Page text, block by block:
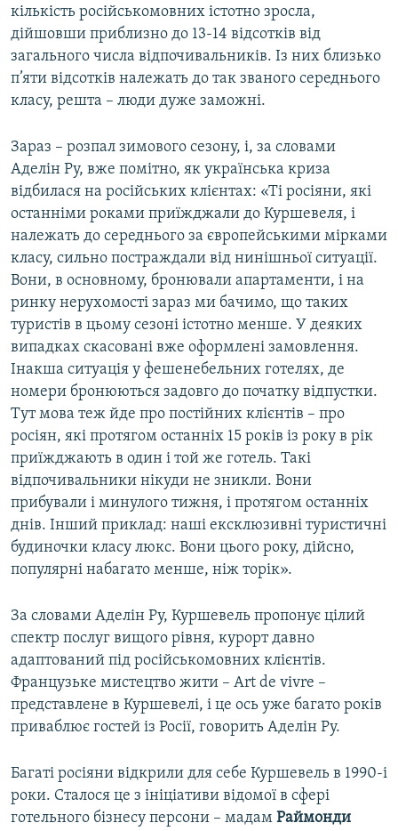
кількість російськомовних істотно зросла,
дійшовши приблизно до 13-14 відсотків від
загального числа відпочивальників. Із них близько
п’яти відсотків належать до так званого середнього
класу, решта – люди дуже заможні.
Зараз – розпал зимового сезону, і, за словами
Аделін Ру, вже помітно, як українська криза
відбилася на російських клієнтах: «Ті росіяни, які
останніми роками приїжджали до Куршевеля, і
належать до середнього за європейськими мірками
класу, сильно постраждали від нинішньої ситуації.
Вони, в основному, бронювали апартаменти, і на
ринку нерухомості зараз ми бачимо, що таких
туристів в цьому сезоні істотно менше. У деяких
випадках скасовані вже оформлені замовлення.
Інакша ситуація у фешенебельних готелях, де
номери бронюються задовго до початку відпустки.
Тут мова теж йде про постійних клієнтів – про
росіян, які протягом останніх 15 років із року в рік
приїжджають в один і той же готель. Такі
відпочивальники нікуди не зникли. Вони
прибували і минулого тижня, і протягом останніх
днів. Інший приклад: наші ексклюзивні туристичні
будиночки класу люкс. Вони цього року, дійсно,
популярні набагато менше, ніж торік».
За словами Аделін Ру, Куршевель пропонує цілий
спектр послуг вищого рівня, курорт давно
адаптований під російськомовних клієнтів.
Французьке мистецтво жити – Art de vivre –
представлене в Куршевелі, і це ось уже багато років
приваблює гостей із Росії, говорить Аделін Ру.
Багаті росіяни відкрили для себе Куршевель в 1990-і
роки. Сталося це з ініціативи відомої в сфері
готельного бізнесу персони – мадам Раймонди